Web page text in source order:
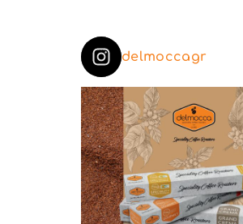
delmoccagr